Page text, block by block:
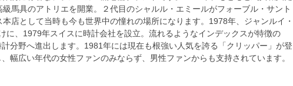
馬具のアトリエを開業。２代目のシャルル・エミールがフォーブル・サント
店として当時も今も世界中の憧れの場所になります。1978年、ジャンルイ・
に、1979年スイスに時計会社を設立。流れるようなインデックスが特徴の
分野へ進出します。1981年には現在も根強い人気を誇る「クリッパー」が登
幅広い年代の女性ファンのみならず、男性ファンからも支持されています。